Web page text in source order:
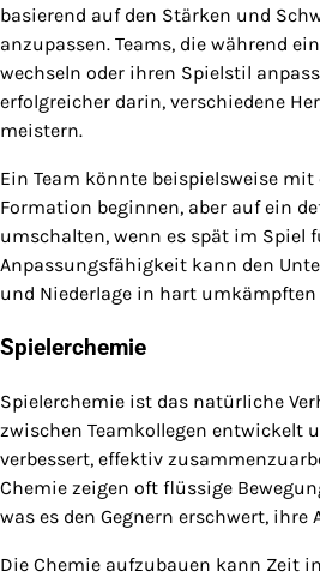
basierend auf den Stärken und
anzupassen. Teams, die während
wechseln oder ihren Spielstil
erfolgreicher darin, verschiedene
meistern.
Ein Team könnte beispielsweise
Formation beginnen, aber auf ein
umschalten, wenn es spät im Spiel
Anpassungsfähigkeit kann den
und Niederlage in hart
Spielerchemie
Spielerchemie ist das natürliche
zwischen Teamkollegen entwickelt
verbessert, effektiv
Chemie zeigen oft flüssige
was es den Gegnern erschwert, ihre
Die Chemie aufzubauen kann Zeit